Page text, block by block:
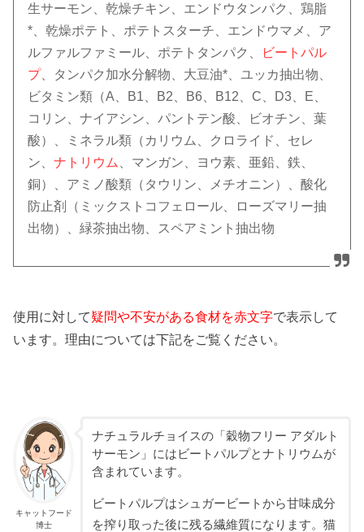
生サーモン、乾燥チキン、エンドウタンパク、鶏脂
*、乾燥ポテト、ポテトスターチ、エンドウマメ、ア
ルファルファミール、ポテトタンパク、
ビートパル
プ、タンパク加水分解物、大豆油*、ユッカ抽出物、
ビタミン類（A、B1、B2、B6、B12、C、D3、E、
コリン、ナイアシン、パントテン酸、ビオチン、葉
酸）、ミネラル類（カリウム、クロライド、セレ
ン、ナトリウム
、マンガン、ヨウ素、亜鉛、鉄、
銅）、アミノ酸類（タウリン、メチオニン）、酸化
防止剤（ミックストコフェロール、ローズマリー抽
出物）、緑茶抽出物、スペアミント抽出物
使用に対して疑問や不安がある食材を赤文字で表示して
います。理由については下記をご覧ください。
キャットフード
博士
ナチュラルチョイスの「穀物フリー アダルト
サーモン」にはビートパルプとナトリウムが
含まれています。
ビートパルプはシュガービートから甘味成分
を搾り取った後に残る繊維質になります。猫